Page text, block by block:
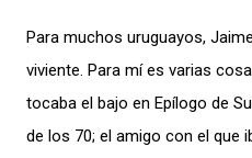
Para muchos uruguayos,
viviente. Para mí es varias
tocaba el bajo en Epílogo de
de los 70; el amigo con el que